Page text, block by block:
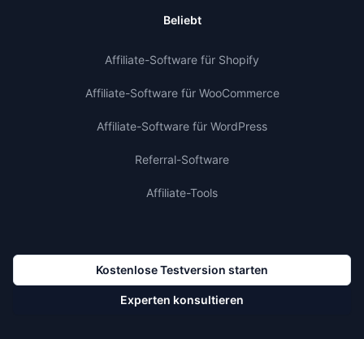
Beliebt
Affiliate-Software für Shopify
Affiliate-Software für WooCommerce
Affiliate-Software für WordPress
Referral-Software
Affiliate-Tools
Kostenlose Testversion starten
Experten konsultieren